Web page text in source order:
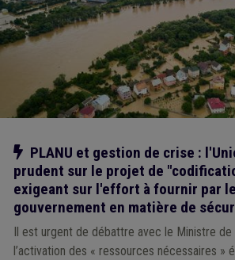
Notre action
PLANU et gestion de crise :
prudent sur le projet de
exigeant sur l'effort à fournir par le
gouvernement en matière de
Il est urgent de débattre avec le Ministre
l’activation des « ressources nécessaires »